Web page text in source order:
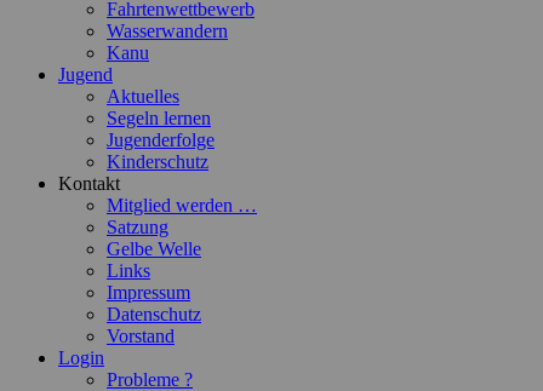
Fahrtenwettbewerb
Wasserwandern
Kanu
Jugend
Aktuelles
Segeln lernen
Jugenderfolge
Kinderschutz
Kontakt
Mitglied werden …
Satzung
Gelbe Welle
Links
Impressum
Datenschutz
Vorstand
Login
Probleme ?